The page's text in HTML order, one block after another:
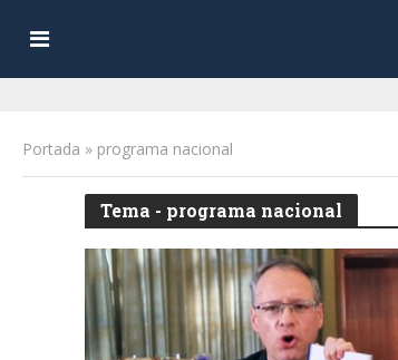
Portada » programa nacional
Tema - programa nacional